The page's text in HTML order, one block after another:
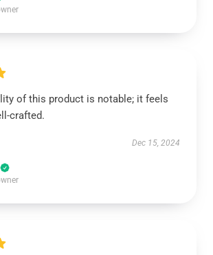
of this product is notable; it feels
crafted.
Dec 15, 2024